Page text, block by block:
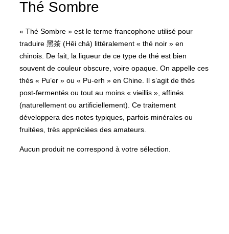
la
Thé Sombre
« Thé Sombre » est le terme francophone utilisé pour
traduire 黑茶 (Hēi chá) littéralement « thé noir » en
chinois. De fait, la liqueur de ce type de thé est bien
souvent de couleur obscure, voire opaque. On appelle ces
thés « Pu’er » ou « Pu-erh » en Chine. Il s’agit de thés
post-fermentés ou tout au moins « vieillis », affinés
(naturellement ou artificiellement). Ce traitement
développera des notes typiques, parfois minérales ou
fruitées, très appréciées des amateurs.
Aucun produit ne correspond à votre sélection.